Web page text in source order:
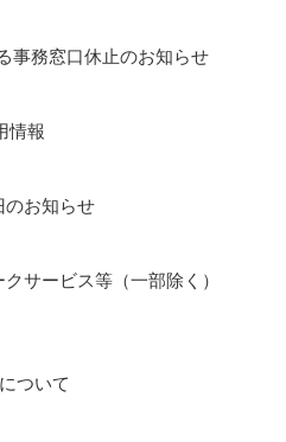
事務窓口休止のお知らせ
情報
のお知らせ
サービス等（一部除く）
ついて